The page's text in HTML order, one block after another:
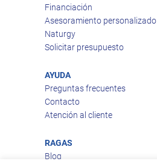
Financiación
Asesoramiento personalizado
Naturgy
Solicitar presupuesto
AYUDA
Preguntas frecuentes
Contacto
Atención al cliente
RAGAS
Blog